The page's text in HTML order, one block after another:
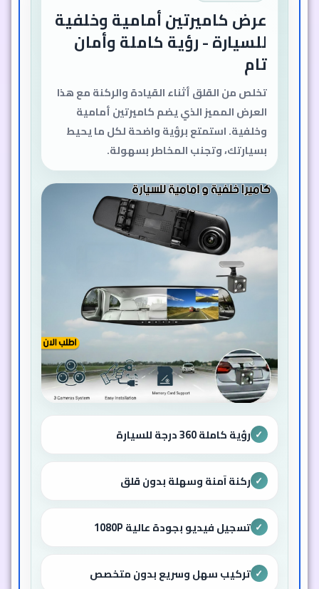
عرض كاميرتين أمامية وخلفية
للسيارة - رؤية كاملة وأمان
تام
تخلص من القلق أثناء القيادة والركنة مع هذا
العرض المميز الذي يضم كاميرتين أمامية
وخلفية. استمتع برؤية واضحة لكل ما يحيط
بسيارتك، وتجنب المخاطر بسهولة.
✓ رؤية كاملة 360 درجة للسيارة
✓ ركنة آمنة وسهلة بدون قلق
✓ تسجيل فيديو بجودة عالية 1080P
✓ تركيب سهل وسريع بدون متخصص